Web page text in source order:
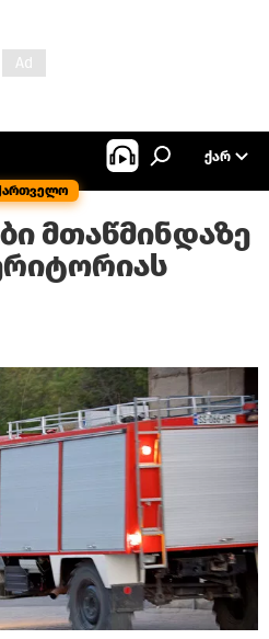
ᲥᲐᲠ
მთაწმინდაზე